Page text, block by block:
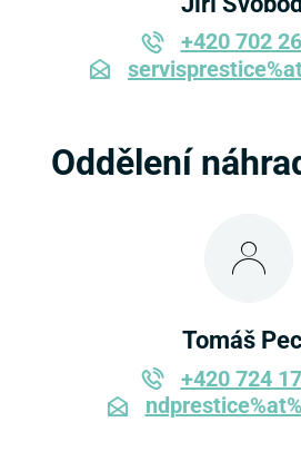
+420 702
Oddělení
Tomáš
+420 724